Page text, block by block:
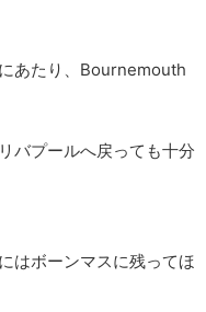
あたり、Bournemouth
バプールへ戻っても十分
はボーンマスに残ってほ